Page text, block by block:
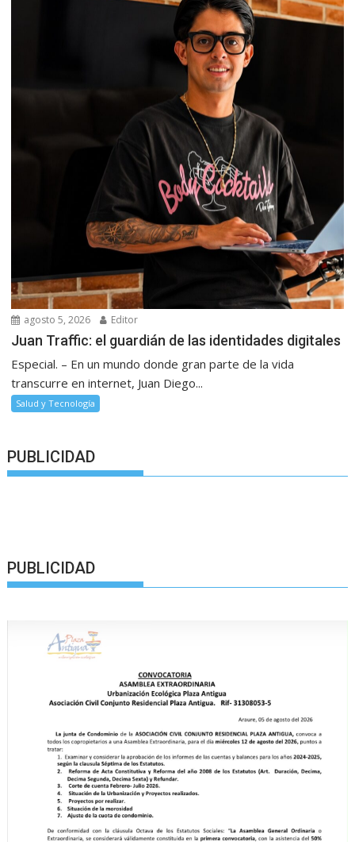
agosto 5, 2026 Editor
Juan Traffic: el guardián de las identidades digitales
Especial. – En un mundo donde gran parte de la vida
transcurre en internet, Juan Diego...
Salud y Tecnología
PUBLICIDAD
PUBLICIDAD